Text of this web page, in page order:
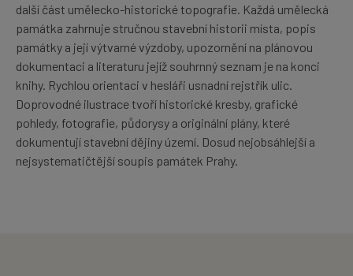
další část umělecko-historické topografie. Každá umělecká
památka zahrnuje stručnou stavební historii místa, popis
památky a její výtvarné výzdoby, upozornění na plánovou
dokumentaci a literaturu jejíž souhrnný seznam je na konci
knihy. Rychlou orientaci v hesláři usnadní rejstřík ulic.
Doprovodné ilustrace tvoří historické kresby, grafické
pohledy, fotografie, půdorysy a originální plány, které
dokumentují stavební dějiny území. Dosud nejobsáhlejší a
nejsystematičtější soupis památek Prahy.